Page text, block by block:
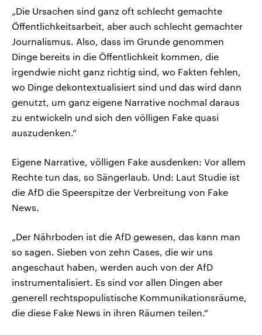
„Die Ursachen sind ganz oft schlecht gemachte
Öffentlichkeitsarbeit, aber auch schlecht gemachter
Journalismus. Also, dass im Grunde genommen
Dinge bereits in die Öffentlichkeit kommen, die
irgendwie nicht ganz richtig sind, wo Fakten fehlen,
wo Dinge dekontextualisiert sind und das wird dann
genutzt, um ganz eigene Narrative nochmal daraus
zu entwickeln und sich den völligen Fake quasi
auszudenken.“
Eigene Narrative, völligen Fake ausdenken: Vor allem
Rechte tun das, so Sängerlaub. Und: Laut Studie ist
die AfD die Speerspitze der Verbreitung von Fake
News.
„Der Nährboden ist die AfD gewesen, das kann man
so sagen. Sieben von zehn Cases, die wir uns
angeschaut haben, werden auch von der AfD
instrumentalisiert. Es sind vor allen Dingen aber
generell rechtspopulistische Kommunikationsräume,
die diese Fake News in ihren Räumen teilen.“